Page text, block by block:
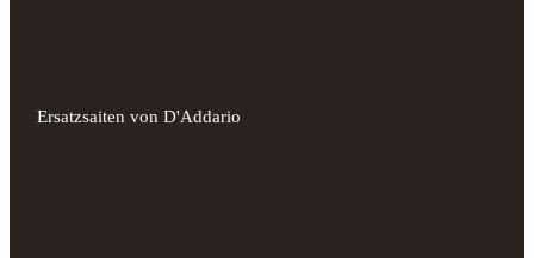
Ersatzsaiten von D'Addario